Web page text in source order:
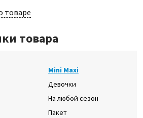
товаре
товара
Mini Maxi
Девочки
На любой сезон
Пакет